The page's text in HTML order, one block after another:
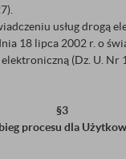
usług drogą
18 lipca 2002 r. o
elektroniczną (Dz. U. Nr
§3
procesu dla